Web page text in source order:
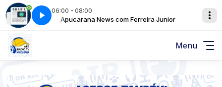
06:00 - 08:00
Apucarana News com Ferreira Junior
Jornal repórter Brasil - Parte 2
Menu